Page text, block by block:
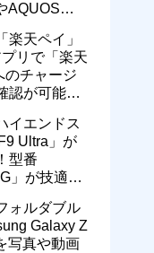
AQUOS
楽天ペイ」
リで「楽天
のチャージ
認が可能
イエンドス
Ultra」が
型番
」が技適通
ォルダブル
Galaxy Z
写真や動画